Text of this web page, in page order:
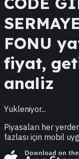
FONU
fiyat,
analiz
Yukleniyor...
Piyasaları her
fazlası için mobil